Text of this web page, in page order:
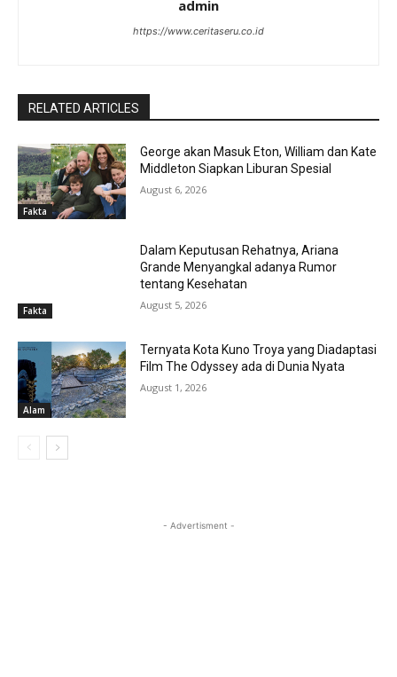
admin
https://www.ceritaseru.co.id
RELATED ARTICLES
Fakta
George akan Masuk Eton, William dan Kate
Middleton Siapkan Liburan Spesial
August 6, 2026
Fakta
Dalam Keputusan Rehatnya, Ariana
Grande Menyangkal adanya Rumor
tentang Kesehatan
August 5, 2026
Alam
Ternyata Kota Kuno Troya yang Diadaptasi
Film The Odyssey ada di Dunia Nyata
August 1, 2026
- Advertisment -